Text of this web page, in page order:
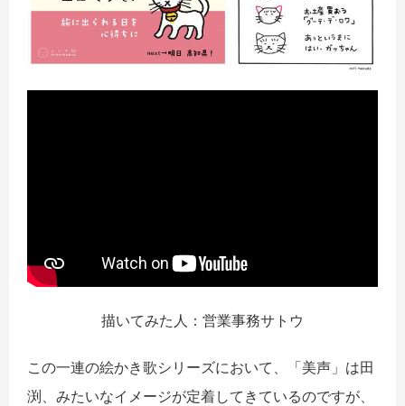
描いてみた人：営業事務サトウ
この一連の絵かき歌シリーズにおいて、「美声」は田
渕、みたいなイメージが定着してきているのですが、